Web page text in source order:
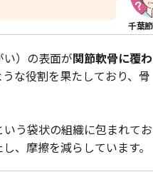
）の表面が関節軟骨に覆わ
な役割を果たしており、骨
う袋状の組織に包まれてお
、摩擦を減らしています。